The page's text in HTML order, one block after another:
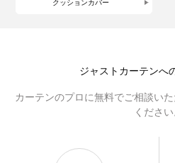
クッションカバー
ジャストカーテンへ
カーテンのプロに無料でご相談い
ください